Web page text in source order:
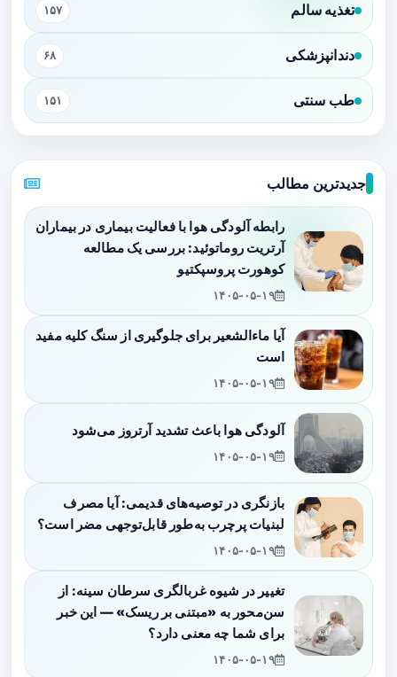
تغذیه سالم ۱۵۷
دندانپزشکی ۶۸
طب سنتی ۱۵۱
جدیدترین مطالب
رابطه آلودگی هوا با فعالیت بیماری در بیماران
آرتریت روماتوئید: بررسی یک مطالعه
کوهورت پروسپکتیو
۱۴۰۵-۰۵-۱۹
آیا ماءالشعیر برای جلوگیری از سنگ کلیه مفید
است
۱۴۰۵-۰۵-۱۹
آلودگی هوا باعث تشدید آرتروز می‌شود
۱۴۰۵-۰۵-۱۹
بازنگری در توصیه‌های قدیمی: آیا مصرف
لبنیات پرچرب به‌طور قابل‌توجهی مضر است؟
۱۴۰۵-۰۵-۱۹
تغییر در شیوه غربالگری سرطان سینه: از
سن‌محور به «مبتنی بر ریسک» — این خبر
برای شما چه معنی دارد؟
۱۴۰۵-۰۵-۱۹